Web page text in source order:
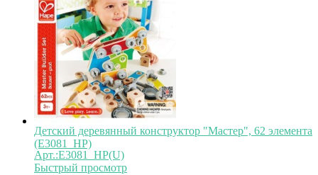
Детский деревянный конструктор "Мастер", 62 элемента
(E3081_HP)
Арт.:E3081_HP(U)
Быстрый просмотр